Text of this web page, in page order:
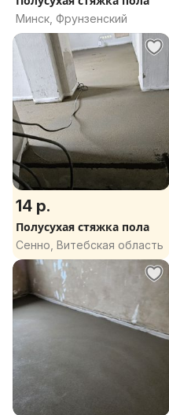
Минск, Фрунзенский
14 р.
Полусухая стяжка пола
Сенно, Витебская область